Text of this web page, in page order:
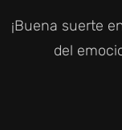
¡Buena suerte
del